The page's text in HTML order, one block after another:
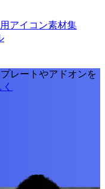
アイコン素材集
レートやアドオンを